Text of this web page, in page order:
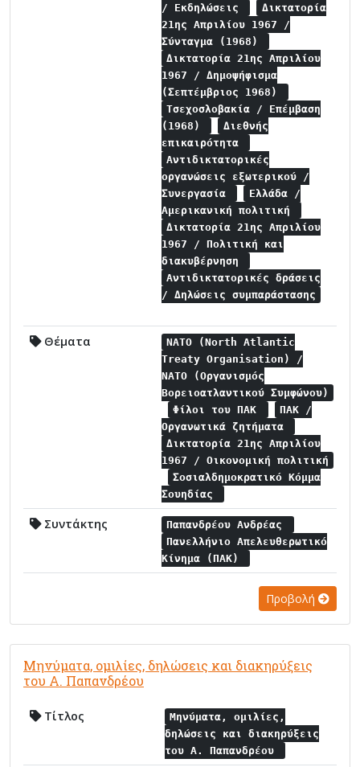
/ Εκδηλώσεις
Δικτατορία
21ης Απριλίου 1967 /
Σύνταγμα (1968)
Δικτατορία 21ης Απριλίου
1967 / Δημοψήφισμα
(Σεπτέμβριος 1968)
Τσεχοσλοβακία / Επέμβαση
(1968)
Διεθνής
επικαιρότητα
Αντιδικτατορικές
οργανώσεις εξωτερικού /
Συνεργασία
Ελλάδα /
Αμερικανική πολιτική
Δικτατορία 21ης Απριλίου
1967 / Πολιτική και
διακυβέρνηση
Αντιδικτατορικές δράσεις
/ Δηλώσεις συμπαράστασης
Θέματα
NATO (North Atlantic
Treaty Organisation) /
NATO (Οργανισμός
Βορειοατλαντικού Συμφώνου)
Φίλοι του ΠΑΚ
ΠΑΚ /
Οργανωτικά ζητήματα
Δικτατορία 21ης Απριλίου
1967 / Οικονομική πολιτική
Σοσιαλδημοκρατικό Κόμμα
Σουηδίας
Συντάκτης
Παπανδρέου Ανδρέας
Πανελλήνιο Απελευθερωτικό
Κίνημα (ΠΑΚ)
Προβολή
Μηνύματα, ομιλίες, δηλώσεις και διακηρύξεις
του Α. Παπανδρέου
Τίτλος
Μηνύματα, ομιλίες,
δηλώσεις και διακηρύξεις
του Α. Παπανδρέου